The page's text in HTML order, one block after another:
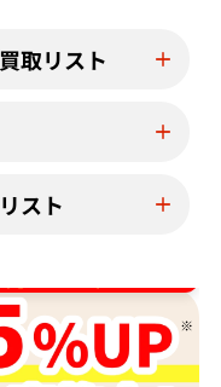
取リスト
スト